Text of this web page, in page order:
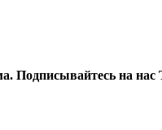
Подписывайтесь на нас